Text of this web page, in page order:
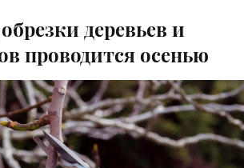
деревьев и
проводится осенью